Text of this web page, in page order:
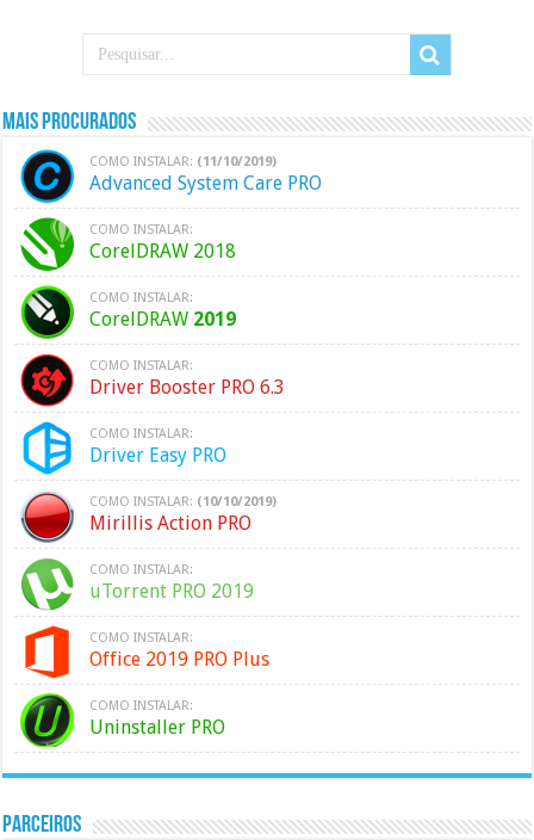
Mais Procurados
COMO INSTALAR: (11/10/2019)
Advanced System Care PRO
COMO INSTALAR:
CorelDRAW 2018
COMO INSTALAR:
CorelDRAW 2019
COMO INSTALAR:
Driver Booster PRO 6.3
COMO INSTALAR:
Driver Easy PRO
COMO INSTALAR: (10/10/2019)
Mirillis Action PRO
COMO INSTALAR:
uTorrent PRO 2019
COMO INSTALAR:
Office 2019 PRO Plus
COMO INSTALAR:
Uninstaller PRO
PARCEIROS